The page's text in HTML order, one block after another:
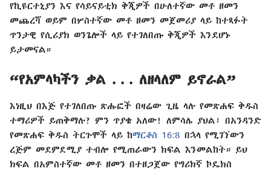
የኪዩርተኒያን እና የሳይናይቲክ ቅጂዎች በሁለተኛው መቶ ዘመን
መጨረሻ ወይም በሦስተኛው መቶ ዘመን መጀመሪያ ላይ ከተጻፉት
ጥንታዊ የሲሪያክ ወንጌሎች ላይ የተገለበጡ ቅጂዎች እንደሆኑ
ይታመናል።
“የአምላካችን ቃል . . . ለዘላለም ይኖራል”
እነዚህ በእጅ የተገለበጡ ጽሑፎች በዛሬው ጊዜ ላሉ የመጽሐፍ ቅዱስ
ተማሪዎች ይጠቅማሉ? ምን ጥያቄ አለው! ለምሳሌ ያህል፣ በአንዳንድ
የመጽሐፍ ቅዱስ ትርጉሞች ላይ ከማርቆስ 16:8 በኋላ የሚገኘውን
ረጅም መደምደሚያ ተብሎ የሚጠራውን ክፍል እንመልከት። ይህ
ክፍል በአምስተኛው መቶ ዘመን በተዘጋጀው የግሪክኛ ኮዴክስ